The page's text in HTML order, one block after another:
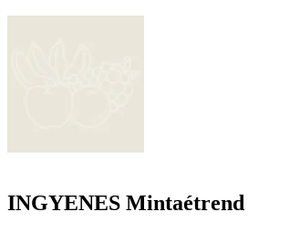
INGYENES Mintaétrend